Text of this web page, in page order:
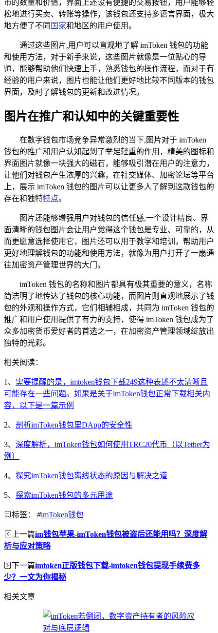
币的数量和价值，界面上还设有便捷的交易按钮，用户能够轻
松地进行买卖、转账等操作，该钱包还支持多语言界面，极大
地方便了不同 国家和地区的用户使用。
通过这些图片,用户可以直观地了解 imToken 钱包的功能
和使用方法，对于新手来说，这些图片就像是一位贴心的导
师，能够帮助他们快速上手，熟悉钱包的操作流程，而对于有
经验的用户来说，图片也能让他们更好地比较不同版本的钱包
界面，及时了解钱包的更新和改进情况。
图片在推广和认知中的关键重要性
在数字钱包市场竞争异常激烈的当下,图片对于 imToken
钱包的推广和用户认知起到了举足轻重的作用，精美的图标和
界面图片就像一块强大的磁石，能够吸引潜在用户的注意力，
让他们对钱包产生浓厚的兴趣，在社交媒体、加密论坛等平台
上，展示 imToken 钱包的图片可以让更多人了解到这款钱包的
存在和独特特点。
图片还能够增强用户对钱包的信任感,一个设计精良、界
面清晰的钱包图片会让用户觉得这个钱包是专业、可靠的，从
而更愿意选择使用它，图片还可以用于教学和培训，帮助用户
更好地理解钱包的功能和使用方法，就像为用户打开了一扇通
往加密资产管理世界的大门。
imToken 钱包的名称和图片都具有极其重要的意义，名称
简洁明了地传达了钱包的核心功能，而图片则直观地展示了钱
包的外观和操作方式，它们相辅相成，共同为 imToken 钱包的
推广和用户使用提供了有力的支持，使得 imToken 钱包成为了
众多加密货币爱好者的首选之一，在加密资产管理领域绽放出
独特的光彩。
相关阅读：
1、 需要提醒的是，imtoken钱包下载249这种表述不太清晰且
可能存在一些问题。如果是关于imToken钱包正常下载相关内
容，以下是一篇示例
2、 剖析imToken钱包里DApp的安全性
3、 深度解析，imToken钱包如何使用TRC20代币（以Tether为
例）
4、 探究imToken钱包离线状态的原因与解决之道
5、 探索imToken钱包的多元用途
标签： #imToken钱包
上一篇im钱包苹果-imToken钱包被盗后还能用吗？深度解
析与应对策略
下一篇imtoken正版钱包下载-imtoken钱包提现手续费多
少？一文为你揭秘
相关文章